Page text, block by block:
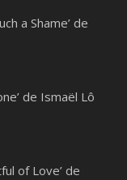
a Shame’ de
de Ismaël Lô
of Love’ de